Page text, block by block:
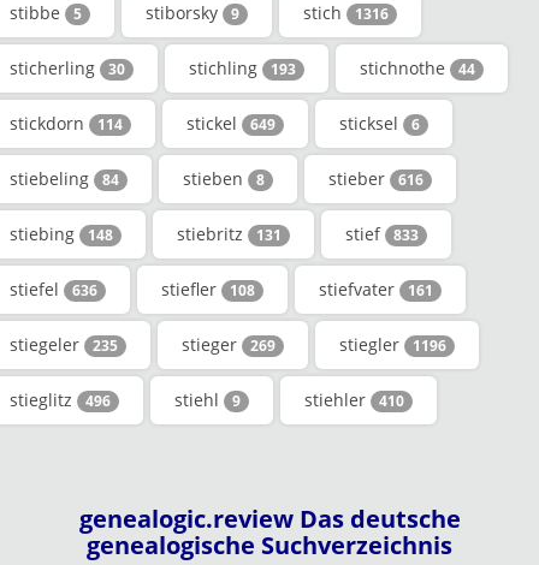
stibbe 5 stiborsky 9 stich 1316
sticherling 30 stichling 193 stichnothe 44
stickdorn 114 stickel 649 sticksel 6
stiebeling 84 stieben 8 stieber 616
stiebing 148 stiebritz 131 stief 833
stiefel 636 stiefler 108 stiefvater 161
stiegeler 235 stieger 269 stiegler 1196
stieglitz 496 stiehl 9 stiehler 410
genealogic.review Das deutsche
genealogische Suchverzeichnis